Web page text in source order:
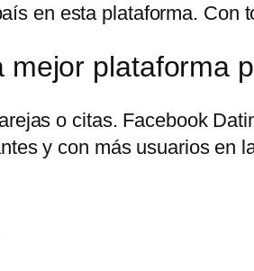
en esta plataforma. Con
mejor plataforma
o citas. Facebook
y con más usuarios en